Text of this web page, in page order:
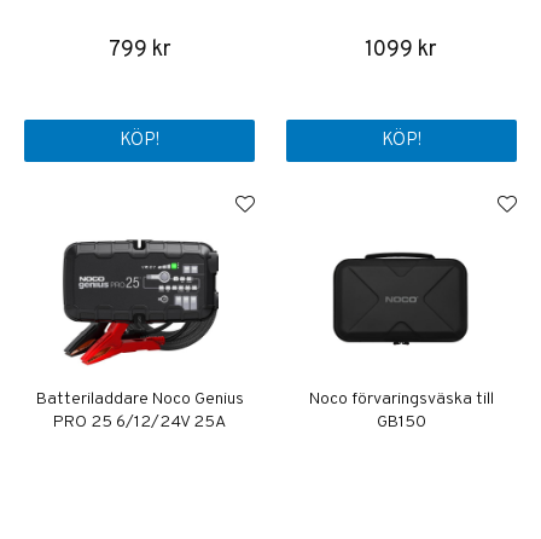
799 kr
KÖP!
1099 kr
KÖP!
Batteriladdare Noco Genius
PRO 25 6/12/24V 25A
Noco förvaringsväska till
GB150